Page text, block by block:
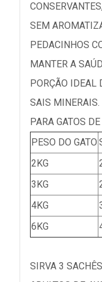
SEM
PEDACINHOS
MANTER A
PORÇÃO IDEAL
SAIS MINERAIS.
PARA GATOS DE
PESO DO GATO
2KG
3KG
4KG
6KG
SIRVA 3